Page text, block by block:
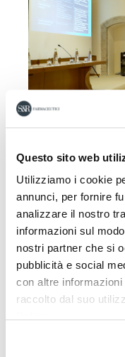
Questo sito web
Utilizziamo i cookie
annunci, per fornire
analizzare il nostro
informazioni sul
nostri partner che si
pubblicità e social
con altre
raccolto dal suo